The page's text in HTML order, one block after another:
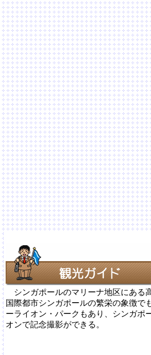
シンガポールのマリーナ地区にある
国際都市シンガポールの繁栄の象徴で
ーライオン・パークもあり、シンガポ
オンで記念撮影ができる。